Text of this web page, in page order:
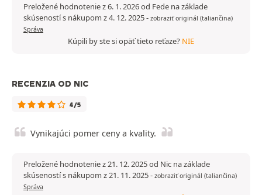
Preložené hodnotenie z 6. 1. 2026 od Fede na základe
skúseností s nákupom z 4. 12. 2025- zobraziť originál (taliančina)
Správa
Kúpili by ste si opäť tieto reťaze? NIE
RECENZIA OD NIC
4/5
Vynikajúci pomer ceny a kvality.
Preložené hodnotenie z 21. 12. 2025 od Nic na základe
skúseností s nákupom z 21. 11. 2025- zobraziť originál (taliančina)
Správa